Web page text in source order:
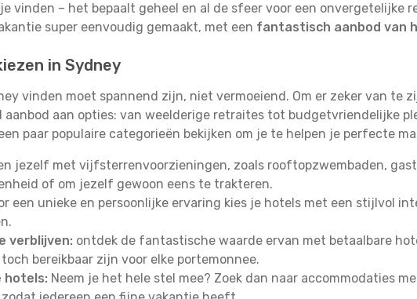
vinden – het bepaalt geheel en al de sfeer voor een onvergetelijke
super eenvoudig gemaakt, met een fantastisch aanbod van
in Sydney
vinden moet spannend zijn, niet vermoeiend. Om er zeker van te
aanbod aan opties: van weelderige retraites tot budgetvriendelijke
paar populaire categorieën bekijken om je te helpen je perfecte
jezelf met vijfsterrenvoorzieningen, zoals rooftopzwembaden,
of om jezelf gewoon eens te trakteren.
een unieke en persoonlijke ervaring kies je hotels met een stijlvol
verblijven: ontdek de fantastische waarde ervan met betaalbare
bereikbaar zijn voor elke portemonnee.
hotels: Neem je het hele stel mee? Zoek dan naar accommodaties